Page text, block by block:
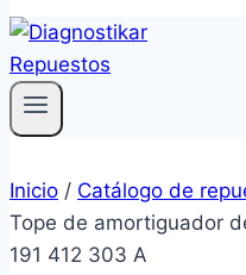
Inicio / Catálogo de
Tope de amortiguador
191 412 303 A